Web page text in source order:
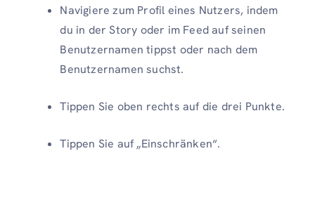
Navigiere zum Profil eines Nutzers, indem
du in der Story oder im Feed auf seinen
Benutzernamen tippst oder nach dem
Benutzernamen suchst.
Tippen Sie oben rechts auf die drei Punkte.
Tippen Sie auf „Einschränken“.